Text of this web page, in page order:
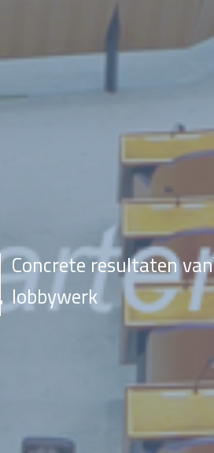
Concrete resultaten van
lobbywerk